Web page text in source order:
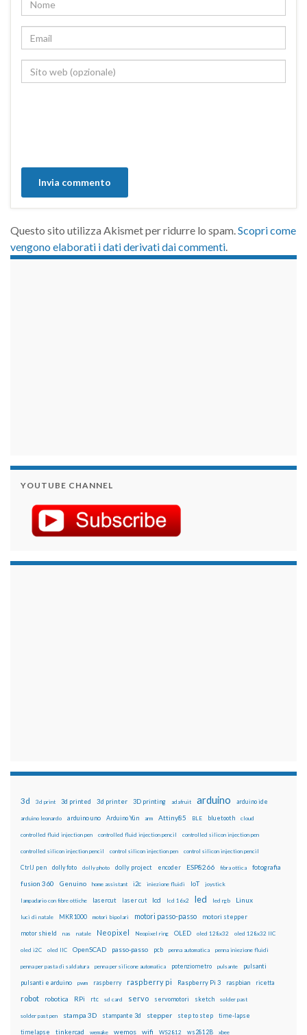
Questo sito utilizza Akismet per ridurre lo spam.Scopri come
vengono elaborati i dati derivati dai commenti.
YOUTUBE CHANNEL
3d 3d print 3d printed 3d printer 3D printing adafruit arduino arduino ide
arduino leonardo arduino uno Arduino Yún arm Attiny85 BLE bluetooth cloud
controlled fluid injection pen controlled fluid injection pencil controlled silicon injection pen
controlled silicon injection pencil control silicon injection pen control silicon injection pencil
CtrlJ pen dolly foto dolly photo dolly project encoder ESP8266 fibra ottica fotografia
fusion 360 Genuino home assistant i2c iniezione fluidi IoT joystick
lampadario con fibre ottiche lasercut laser cut lcd lcd 16x2 led led rgb Linux
luci di natale MKR1000 motori bipolari motori passo-passo motori stepper
motor shield nas natale Neopixel Neopixel ring OLED oled 128x32 oled 128x32 IIC
oled i2C oled IIC OpenSCAD passo-passo pcb penna automatica penna iniezione fluidi
penna per pasta di saldatura penna per silicone automatica potenziometro pulsante pulsanti
pulsanti e arduino pwm raspberry raspberry pi Raspberry Pi 3 raspbian ricetta
robot robotica RPi rtc sd card servo servomotori sketch solder past
solder past pen stampa 3D stampante 3d stepper step to step time-lapse
timelapse tinkercad wemake wemos wifi WS2812 ws2812B xbee